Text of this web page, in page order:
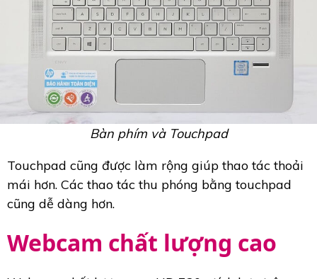
Bàn phím và Touchpad
Touchpad cũng được làm rộng giúp thao tác thoải
mái hơn. Các thao tác thu phóng bằng touchpad
cũng dễ dàng hơn.
Webcam chất lượng cao